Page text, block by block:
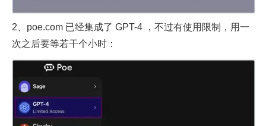
2、poe.com 已经集成了 GPT-4 ，不过有使用限制，用一
次之后要等若干个小时：